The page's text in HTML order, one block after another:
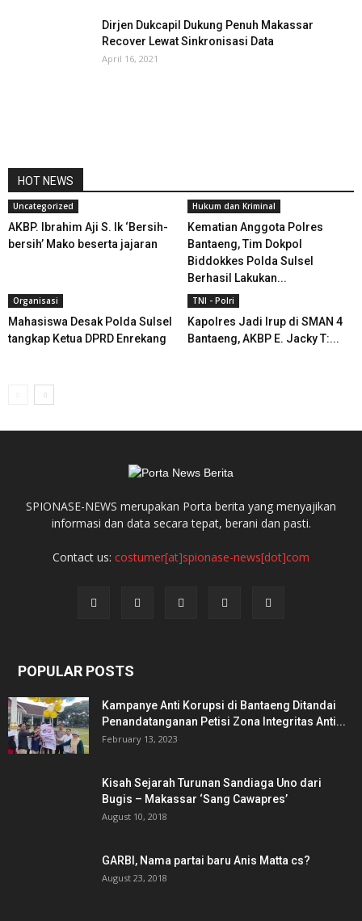
Dirjen Dukcapil Dukung Penuh Makassar
Recover Lewat Sinkronisasi Data
April 16, 2021
HOT NEWS
Uncategorized
AKBP. Ibrahim Aji S. Ik ‘Bersih-
bersih’ Mako beserta jajaran
Hukum dan Kriminal
Kematian Anggota Polres
Bantaeng, Tim Dokpol
Biddokkes Polda Sulsel
Berhasil Lakukan...
Organisasi
Mahasiswa Desak Polda Sulsel
tangkap Ketua DPRD Enrekang
TNI - Polri
Kapolres Jadi Irup di SMAN 4
Bantaeng, AKBP E. Jacky T:...
SPIONASE-NEWS merupakan Porta berita yang menyajikan
informasi dan data secara tepat, berani dan pasti.
Contact us: costumer[at]spionase-news[dot]com
POPULAR POSTS
Kampanye Anti Korupsi di Bantaeng Ditandai
Penandatanganan Petisi Zona Integritas Anti...
February 13, 2023
Kisah Sejarah Turunan Sandiaga Uno dari
Bugis – Makassar ‘Sang Cawapres’
August 10, 2018
GARBI, Nama partai baru Anis Matta cs?
August 23, 2018